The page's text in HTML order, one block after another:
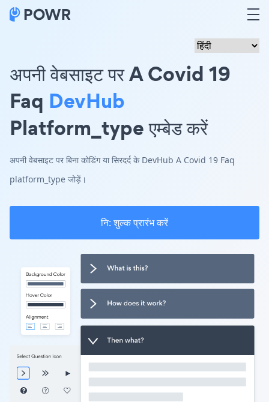
अपनी वेबसाइट पर A Covid 19
Faq DevHub
Platform_type एम्बेड करें
अपनी वेबसाइट पर बिना कोडिंग या सिरदर्द के DevHub A Covid 19 Faq
platform_type जोड़ें।
नि: शुल्क प्रारंभ करें